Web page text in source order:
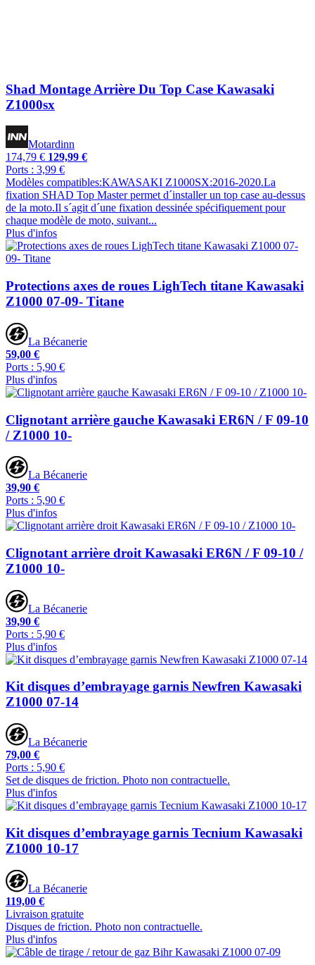
Shad Montage Arrière Du Top Case Kawasaki
Z1000sx
Motardinn
174,79 € 129,99 €
Ports : 3,99 €
Modèles compatibles:KAWASAKI Z1000SX:2016-2020.La
fixation SHAD Top Master permet d´installer un top case au-dessus
de la moto.Il s´agit d´une fixation dessinée spécifiquement pour
chaque modèle de moto, suivant...
Plus d'infos
Protections axes de roues LighTech titane Kawasaki
Z1000 07-09- Titane
La Bécanerie
59,00 €
Ports : 5,90 €
Plus d'infos
Clignotant arrière gauche Kawasaki ER6N / F 09-10
/ Z1000 10-
La Bécanerie
39,90 €
Ports : 5,90 €
Plus d'infos
Clignotant arrière droit Kawasaki ER6N / F 09-10 /
Z1000 10-
La Bécanerie
39,90 €
Ports : 5,90 €
Plus d'infos
Kit disques d’embrayage garnis Newfren Kawasaki
Z1000 07-14
La Bécanerie
79,00 €
Ports : 5,90 €
Set de disques de friction. Photo non contractuelle.
Plus d'infos
Kit disques d’embrayage garnis Tecnium Kawasaki
Z1000 10-17
La Bécanerie
119,00 €
Livraison gratuite
Disques de friction. Photo non contractuelle.
Plus d'infos